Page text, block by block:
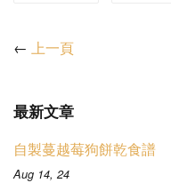
← 上一頁
最新文章
自製蔓越莓狗餅乾食譜
Aug 14, 24